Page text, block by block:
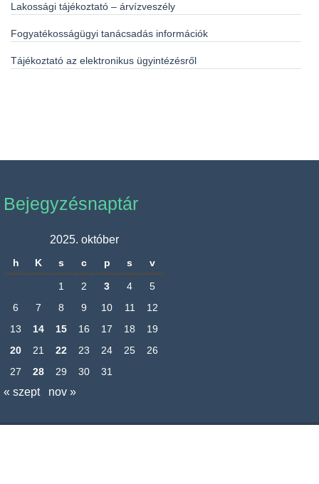
Lakossági tájékoztató – árvízveszély
Fogyatékosságügyi tanácsadás információk
Tájékoztató az elektronikus ügyintézésről
Bejegyzésnaptár
2025. október
h K s c p s v
1 2 3 4
5
6
7 8 9 10 11
12
13
14 15 16 17 18
19
20
21 22 23 24 25
26
27
28 29 30 31
« szept nov »